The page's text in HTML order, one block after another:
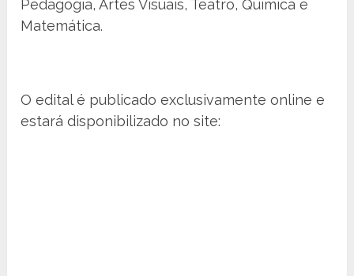
Pedagogia, Artes Visuais, Teatro, Química e
Matemática.
O edital é publicado exclusivamente online e
estará disponibilizado no site: